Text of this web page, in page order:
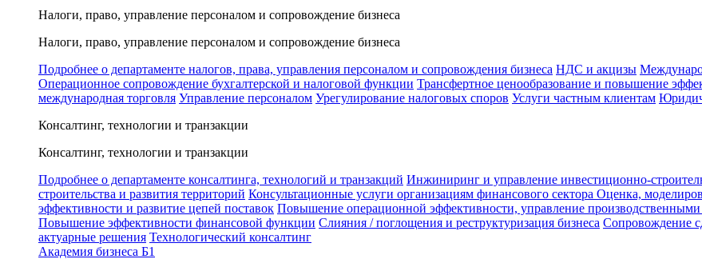
Налоги, право, управление персоналом и сопровождение бизнеса
Налоги, право, управление персоналом и сопровождение бизнеса
Подробнее о департаменте налогов, права, управления персоналом и сопровождения бизнеса НДС и акцизы
Операционное сопровождение бухгалтерской и налоговой функции Трансфертное ценообразование и повышение
международная торговля Управление персоналом Урегулирование налоговых споров Услуги частным клиентам
Консалтинг, технологии и транзакции
Консалтинг, технологии и транзакции
Подробнее о департаменте консалтинга, технологий и транзакций Инжиниринг и управление инвестиционно-
строительства и развития территорий Консультационные услуги организациям финансового сектора Оценка,
эффективности и развитие цепей поставок Повышение операционной эффективности, управление производственными
Повышение эффективности финансовой функции Слияния / поглощения и реструктуризация бизнеса Сопровождение
актуарные решения Технологический консалтинг
Академия бизнеса Б1